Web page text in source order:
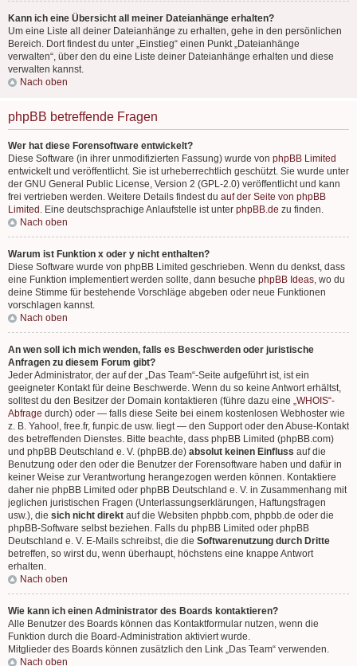
Kann ich eine Übersicht all meiner Dateianhänge erhalten?
Um eine Liste all deiner Dateianhänge zu erhalten, gehe in den persönlichen
Bereich. Dort findest du unter „Einstieg“ einen Punkt „Dateianhänge
verwalten“, über den du eine Liste deiner Dateianhänge erhalten und diese
verwalten kannst.
Nach oben
phpBB betreffende Fragen
Wer hat diese Forensoftware entwickelt?
Diese Software (in ihrer unmodifizierten Fassung) wurde von phpBB Limited
entwickelt und veröffentlicht. Sie ist urheberrechtlich geschützt. Sie wurde unter
der GNU General Public License, Version 2 (GPL-2.0) veröffentlicht und kann
frei vertrieben werden. Weitere Details findest du auf der Seite von phpBB
Limited . Eine deutschsprachige Anlaufstelle ist unter phpBB.de zu finden.
Nach oben
Warum ist Funktion x oder y nicht enthalten?
Diese Software wurde von phpBB Limited geschrieben. Wenn du denkst, dass
eine Funktion implementiert werden sollte, dann besuche phpBB Ideas, wo du
deine Stimme für bestehende Vorschläge abgeben oder neue Funktionen
vorschlagen kannst.
Nach oben
An wen soll ich mich wenden, falls es Beschwerden oder juristische
Anfragen zu diesem Forum gibt?
Jeder Administrator, der auf der „Das Team“-Seite aufgeführt ist, ist ein
geeigneter Kontakt für deine Beschwerde. Wenn du so keine Antwort erhältst,
solltest du den Besitzer der Domain kontaktieren (führe dazu eine „WHOIS“-
Abfrage durch) oder — falls diese Seite bei einem kostenlosen Webhoster wie
z. B. Yahoo!, free.fr, funpic.de usw. liegt — den Support oder den Abuse-Kontakt
des betreffenden Dienstes. Bitte beachte, dass phpBB Limited (phpBB.com)
und phpBB Deutschland e. V. (phpBB.de) absolut keinen Einfluss auf die
Benutzung oder den oder die Benutzer der Forensoftware haben und dafür in
keiner Weise zur Verantwortung herangezogen werden können. Kontaktiere
daher nie phpBB Limited oder phpBB Deutschland e. V. in Zusammenhang mit
jeglichen juristischen Fragen (Unterlassungserklärungen, Haftungsfragen
usw.), die sich nicht direkt auf die Websiten phpbb.com, phpbb.de oder die
phpBB-Software selbst beziehen. Falls du phpBB Limited oder phpBB
Deutschland e. V. E-Mails schreibst, die die Softwarenutzung durch Dritte
betreffen, so wirst du, wenn überhaupt, höchstens eine knappe Antwort
erhalten.
Nach oben
Wie kann ich einen Administrator des Boards kontaktieren?
Alle Benutzer des Boards können das Kontaktformular nutzen, wenn die
Funktion durch die Board-Administration aktiviert wurde.
Mitglieder des Boards können zusätzlich den Link „Das Team“ verwenden.
Nach oben